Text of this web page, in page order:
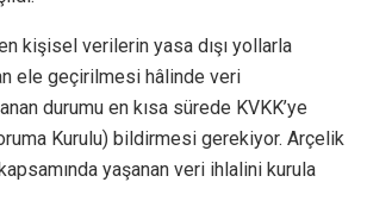
kişisel verilerin yasa dışı yollarla
ele geçirilmesi hâlinde veri
durumu en kısa sürede KVKK’ye
Kurulu) bildirmesi gerekiyor. Arçelik
yaşanan veri ihlalini kurula